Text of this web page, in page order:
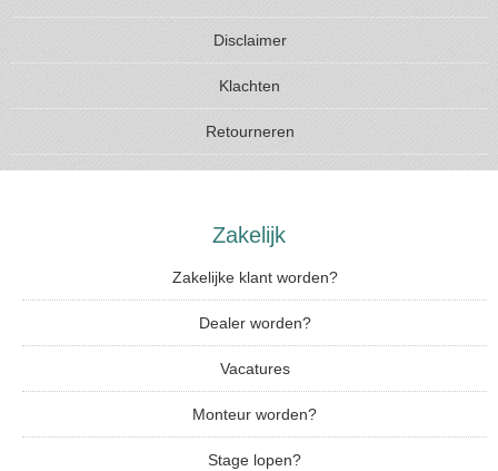
Disclaimer
Klachten
Retourneren
Zakelijk
Zakelijke klant worden?
Dealer worden?
Vacatures
Monteur worden?
Stage lopen?